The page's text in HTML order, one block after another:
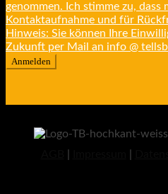
genommen. Ich stimme zu, dass
Kontaktaufnahme und für
Hinweis: Sie können Ihre
Zukunft per Mail an info @